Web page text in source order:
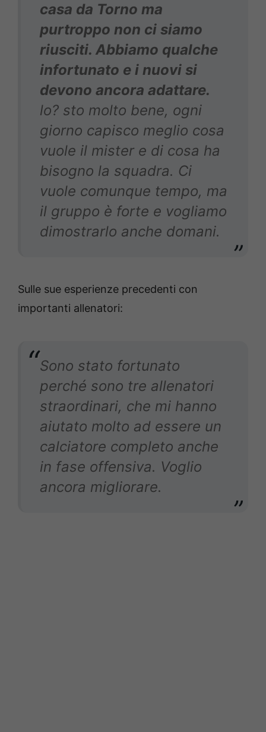
casa da Torno ma
purtroppo non ci siamo
riusciti. Abbiamo qualche
infortunato e i nuovi si
devono ancora adattare.
lo? sto molto bene, ogni
giorno capisco meglio cosa
vuole il mister e di cosa ha
bisogno la squadra. Ci
vuole comunque tempo, ma
il gruppo è forte e vogliamo
dimostrarlo anche domani.
Sulle sue esperienze precedenti con
importanti allenatori:
Sono stato fortunato
perché sono tre allenatori
straordinari, che mi hanno
aiutato molto ad essere un
calciatore completo anche
in fase offensiva. Voglio
ancora migliorare.